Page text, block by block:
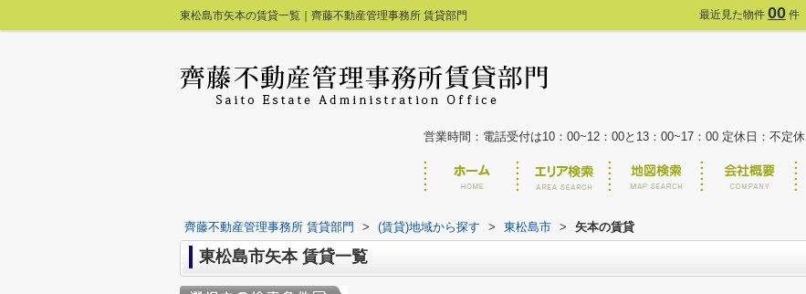
東松島市矢本の賃貸一覧｜齊藤不動産管理事務所 賃貸部門 最近見た物件 00 件
営業時間：電話受付は10：00~12：00と13：00~17：00 定休日：不定休
齊藤不動産管理事務所 賃貸部門 > (賃貸)地域から探す > 東松島市 > 矢本の賃貸
東松島市矢本 賃貸一覧